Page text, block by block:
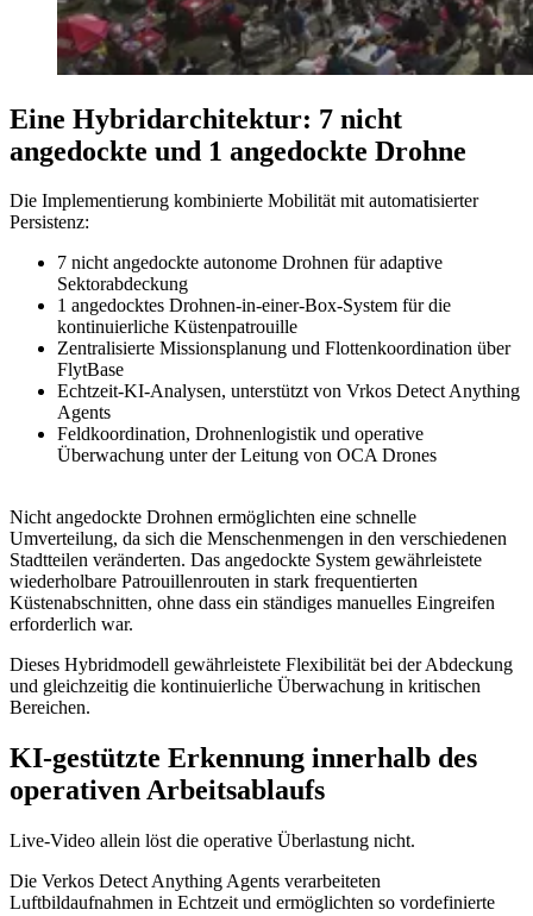
Eine Hybridarchitektur: 7 nicht
angedockte und 1 angedockte Drohne
Die Implementierung kombinierte Mobilität mit automatisierter
Persistenz:
7 nicht angedockte autonome Drohnen für adaptive
Sektorabdeckung
1 angedocktes Drohnen-in-einer-Box-System für die
kontinuierliche Küstenpatrouille
Zentralisierte Missionsplanung und Flottenkoordination über
FlytBase
Echtzeit-KI-Analysen, unterstützt von Vrkos Detect Anything
Agents
Feldkoordination, Drohnenlogistik und operative
Überwachung unter der Leitung von OCA Drones
Nicht angedockte Drohnen ermöglichten eine schnelle
Umverteilung, da sich die Menschenmengen in den verschiedenen
Stadtteilen veränderten. Das angedockte System gewährleistete
wiederholbare Patrouillenrouten in stark frequentierten
Küstenabschnitten, ohne dass ein ständiges manuelles Eingreifen
erforderlich war.
Dieses Hybridmodell gewährleistete Flexibilität bei der Abdeckung
und gleichzeitig die kontinuierliche Überwachung in kritischen
Bereichen.
KI-gestützte Erkennung innerhalb des
operativen Arbeitsablaufs
Live-Video allein löst die operative Überlastung nicht.
Die Verkos Detect Anything Agents verarbeiteten
Luftbildaufnahmen in Echtzeit und ermöglichten so vordefinierte